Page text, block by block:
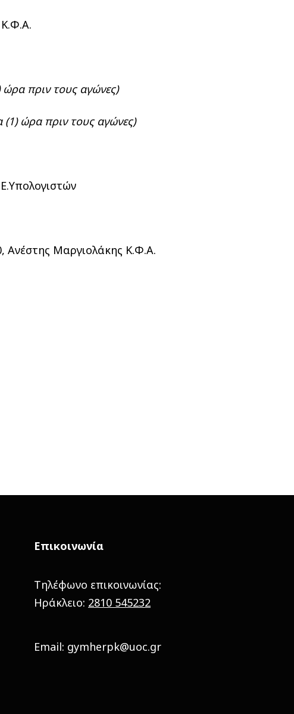
ώρα πριν τους αγώνες)
(1) ώρα πριν τους αγώνες)
Ανέστης Μαργιολάκης Κ.Φ.Α.
Επικοινωνία
Τηλέφωνο επικοινωνίας:
Ηράκλειο: 2810 545232
Email: gymherpk@uoc.gr